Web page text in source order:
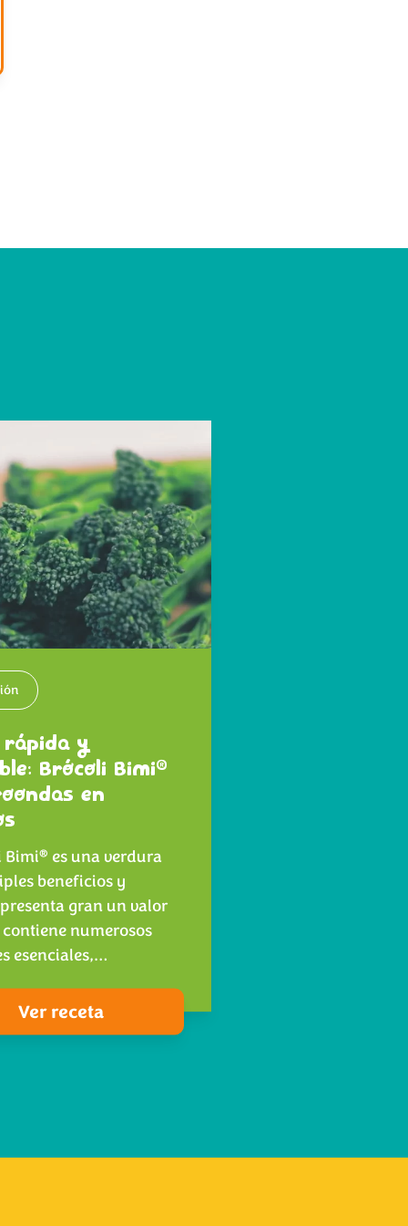
rápida y
Brócoli Bimi®
en
Bimi® es una verdura
beneficios y
gran un valor
numerosos
esenciales,…
Ver receta